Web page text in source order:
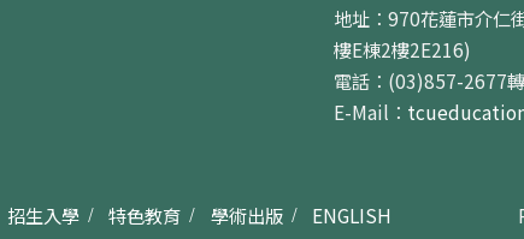
地址：970花蓮市介仁
樓E棟2樓2E216)
電話：(03)857-2677
E-Mail：
招生入學 特色教育 學術出版 ENGLISH